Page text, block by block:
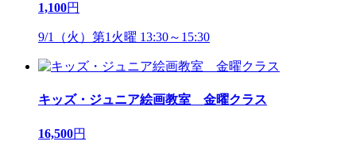
1,100円
9/1（火）第1火曜 13:30～15:30
キッズ・ジュニア絵画教室 金曜クラス
16,500円